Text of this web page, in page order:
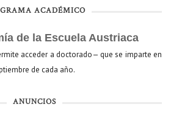
ACADÉMICO
de la Escuela Austriaca
acceder a doctorado— que se imparte en
de cada año.
ANUNCIOS